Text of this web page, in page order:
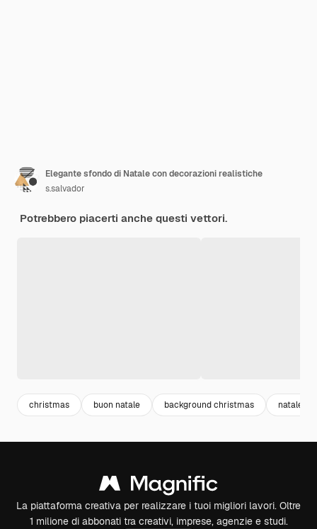
Elegante sfondo di Natale con decorazioni realistiche
s.salvador
Potrebbero piacerti anche questi vettori.
christmas buon natale background christmas natale
La piattaforma creativa per realizzare i tuoi migliori lavori. Oltre
1 milione di abbonati tra creativi, imprese, agenzie e studi.